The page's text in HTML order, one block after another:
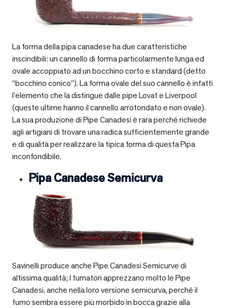
La forma della pipa canadese ha due caratteristiche
inscindibili: un cannello di forma particolarmente lunga ed
ovale accoppiato ad un bocchino corto e standard (detto
“bocchino conico”). La forma ovale del suo cannello è infatti
l’elemento che la distingue dalle pipe Lovat e Liverpool
(queste ultime hanno il cannello arrotondato e non ovale).
La sua produzione di Pipe Canadesi è rara perché richiede
agli artigiani di trovare una radica sufficientemente grande
e di qualità per realizzare la tipica forma di questa Pipa
inconfondibile.
Pipa Canadese Semicurva
Savinelli produce anche Pipe Canadesi Semicurve di
altissima qualità; I fumatori apprezzano molto le Pipe
Canadesi, anche nella loro versione semicurva, perché il
fumo sembra essere più morbido in bocca grazie alla